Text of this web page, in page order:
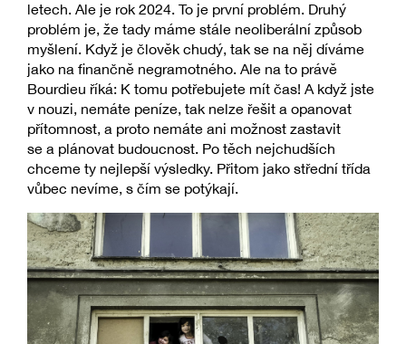
letech. Ale je rok 2024. To je první problém. Druhý
problém je, že tady máme stále neoliberální způsob
myšlení. Když je člověk chudý, tak se na něj díváme
jako na finančně negramotného. Ale na to právě
Bourdieu říká: K tomu potřebujete mít čas! A když jste
v nouzi, nemáte peníze, tak nelze řešit a opanovat
přítomnost, a proto nemáte ani možnost zastavit
se a plánovat budoucnost. Po těch nejchudších
chceme ty nejlepší výsledky. Přitom jako střední třída
vůbec nevíme, s čím se potýkají.